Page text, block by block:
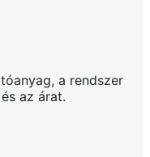
a rendszer
az árat.